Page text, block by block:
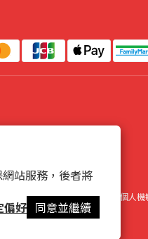
站服務，後者將
偏好 同意並繼續
銀行，或跟您索取金融資料或個人